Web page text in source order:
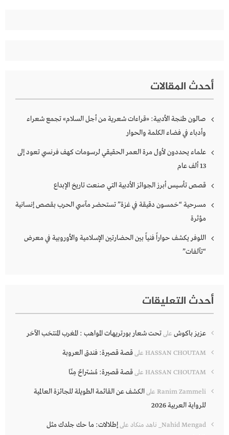
أحدث المقالات
صالون طنجة الأدبية: «قراءات شعرية من أجل السلام» تجمع شعراء
وأدباء في فضاء الكلمة والحوار
علماء يحددون لأول مرة العمر الحقيقي لرسومات كهف فرنسي تعود إلى
13 ألف عام
قصص تأسيس أبرز الجوائز الأدبية التي صنعت تاريخ الإبداع
مسرحية “خمسون دقيقة في غزة” تستحضر مآسي الحرب بقصص إنسانية
مؤثرة
اللوفر يكشف حواراً فنياً بين الحضارتين الإسلامية والأوروبية في معرض
“تآلفات”
أحدث التعليقات
عزيز باكوش علىتحت شعار بورتريهات المواهب : المغرب المنتخب الآخر
HASSAN CHOUTAM علىقصة قصيرة: فندق العروبة
HASSAN CHOUTAM علىقصة قصيرة: مُسْتراحٌ مِنّا
Ranim Zammeli علىالكشف عن القائمة الطويلة للجائزة العالمية
للرواية العربية 2026
Nahid Mengad_ ناهد منكاد علىإطلالات: ما حك جلدك مثل